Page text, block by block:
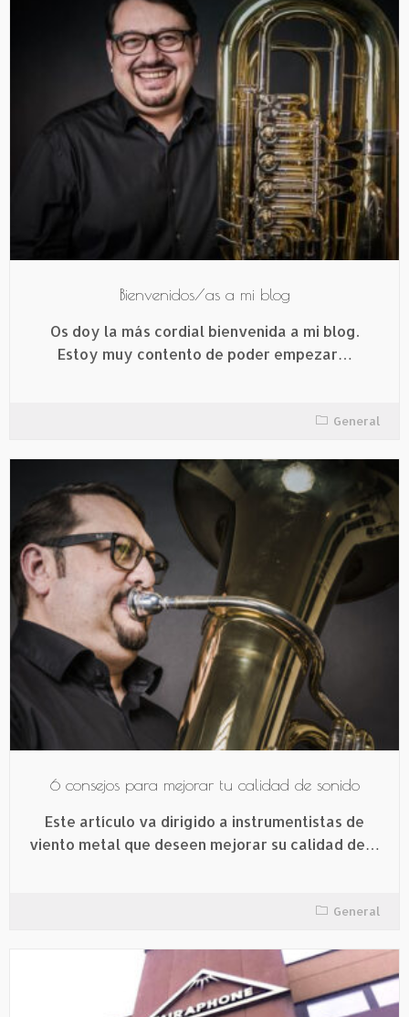
Bienvenidos/as a mi blog
Os doy la más cordial bienvenida a mi blog.
Estoy muy contento de poder empezar…
General
6 consejos para mejorar tu calidad de sonido
Este artículo va dirigido a instrumentistas de
viento metal que deseen mejorar su calidad de…
General